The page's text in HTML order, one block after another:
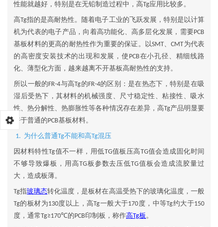
性能就越好，特别是在无铅制造过程中，高Tg应用比较多。
高Tg指的是高耐热性。随着电子工业的飞跃发展，特别是以计算
机为代表的电子产品，向着高功能化、高多层化发展，需要PCB
基板材料的更高的耐热性作为重要的保证。以SMT、CMT为代表
的高密度安装技术的出现和发展，使 PCB在小孔径、精细线路
化、薄型化方面，越来越离不开基板高耐热性的支持。
所以一般的FR-4与高Tg的FR-4的区别：是在热态下，特别是在吸
湿后受热下，其材料的机械强度、尺寸稳定性、粘接性、吸水
性、热分解性、热膨胀性等各种情况存在差异，高Tg产品明显要
好于普通的PCB基板材料。
1. 为什么普通Tg不能和高Tg混压
因材料特性Tg值不一样，用低TG值板压高TG值会造成固化时间
不够导致爆板，用高TG板参数去压低TG值板会造成流胶量过
大，造成板薄。
Tg指玻璃态转化温度，是板材在高温受热下的玻璃化温度，一般
Tg的板材为130度以上，高Tg一般大于170度，中等Tg约大于150
度，通常Tg≥170℃的PCB印制板，称作高Tg板 。